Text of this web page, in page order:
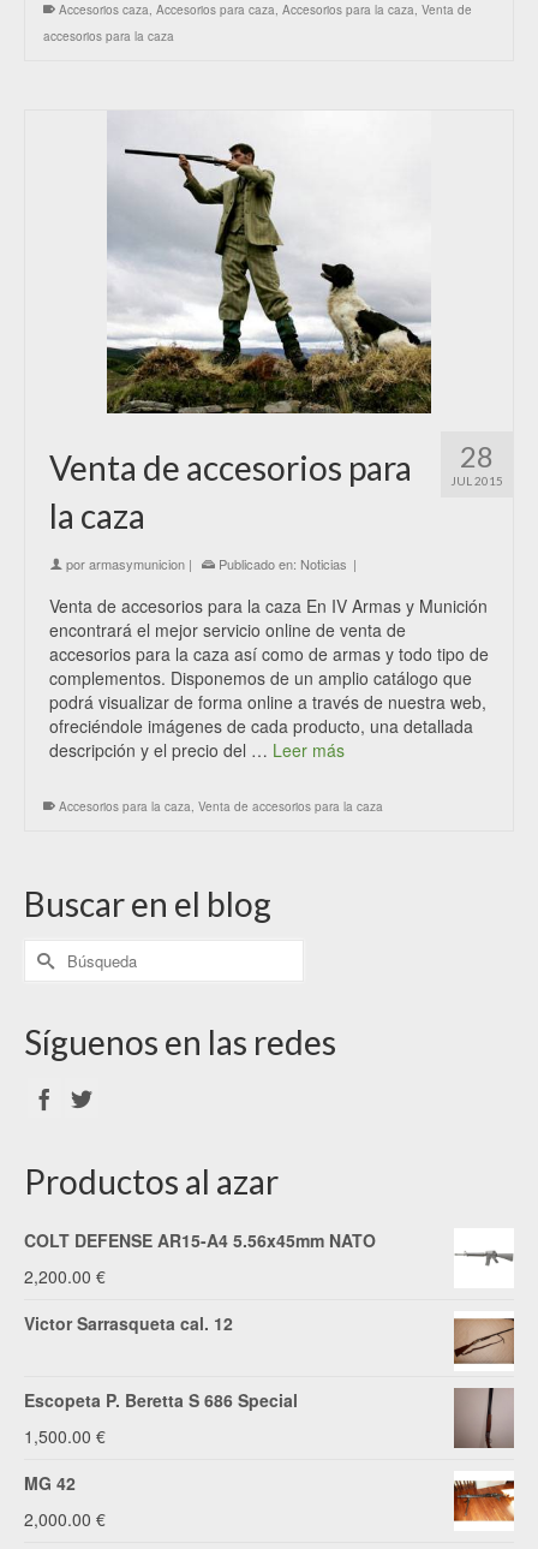
Accesorios caza, Accesorios para caza, Accesorios para la caza, Venta de
accesorios para la caza
28
JUL 2015
Venta de accesorios para
la caza
porarmasymunicion | Publicado en: Noticias |
Venta de accesorios para la caza En IV Armas y Munición
encontrará el mejor servicio online de venta de
accesorios para la caza así como de armas y todo tipo de
complementos. Disponemos de un amplio catálogo que
podrá visualizar de forma online a través de nuestra web,
ofreciéndole imágenes de cada producto, una detallada
descripción y el precio del … Leer más
Accesorios para la caza, Venta de accesorios para la caza
Buscar en el blog
Síguenos en las redes
Productos al azar
COLT DEFENSE AR15-A4 5.56x45mm NATO
2,200.00 €
Victor Sarrasqueta cal. 12
Escopeta P. Beretta S 686 Special
1,500.00 €
MG 42
2,000.00 €